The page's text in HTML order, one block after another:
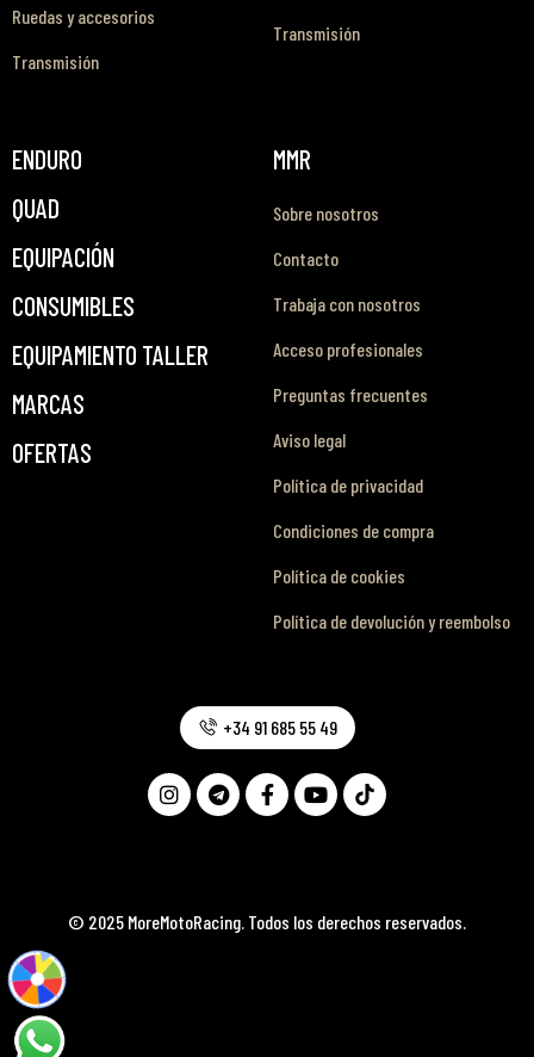
Ruedas y accesorios
Transmisión
Transmisión
ENDURO
QUAD
EQUIPACIÓN
CONSUMIBLES
EQUIPAMIENTO TALLER
MARCAS
OFERTAS
MMR
Sobre nosotros
Contacto
Trabaja con nosotros
Acceso profesionales
Preguntas frecuentes
Aviso legal
Política de privacidad
Condiciones de compra
Política de cookies
Política de devolución y reembolso
© 2025 MoreMotoRacing. Todos los derechos reservados.
+34 91 685 55 49